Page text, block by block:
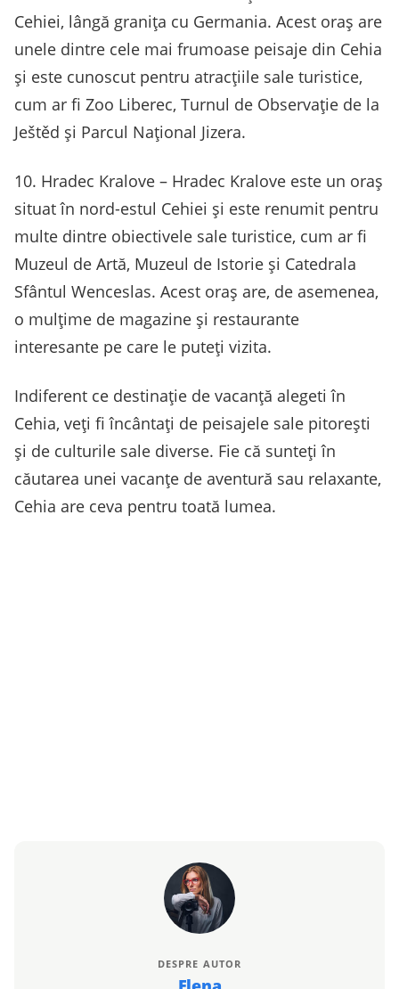
Cehiei, lângă granița cu Germania. Acest oraș are
unele dintre cele mai frumoase peisaje din Cehia
și este cunoscut pentru atracțiile sale turistice,
cum ar fi Zoo Liberec, Turnul de Observație de la
Ještěd și Parcul Național Jizera.
10. Hradec Kralove – Hradec Kralove este un oraș
situat în nord-estul Cehiei și este renumit pentru
multe dintre obiectivele sale turistice, cum ar fi
Muzeul de Artă, Muzeul de Istorie și Catedrala
Sfântul Wenceslas. Acest oraș are, de asemenea,
o mulțime de magazine și restaurante
interesante pe care le puteți vizita.
Indiferent ce destinație de vacanță alegeti în
Cehia, veți fi încântați de peisajele sale pitorești
și de culturile sale diverse. Fie că sunteți în
căutarea unei vacanțe de aventură sau relaxante,
Cehia are ceva pentru toată lumea.
DESPRE AUTOR